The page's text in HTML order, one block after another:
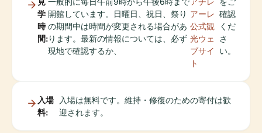
学
時
間:
開館しています。日曜日、祝日、祭り
の期間中は時間が変更される場合があ
ります。最新の情報については、必ず
現地で確認するか、
アーレ
公式観
光ウェ
ブサイ
ト
確認
くだ
さ
い。
入場
料:
入場は無料です。維持・修復のための寄付は歓
迎されます。